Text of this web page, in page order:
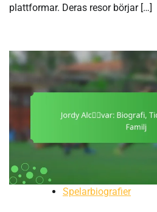
plattformar. Deras resor börjar […]
Spelarbiografier